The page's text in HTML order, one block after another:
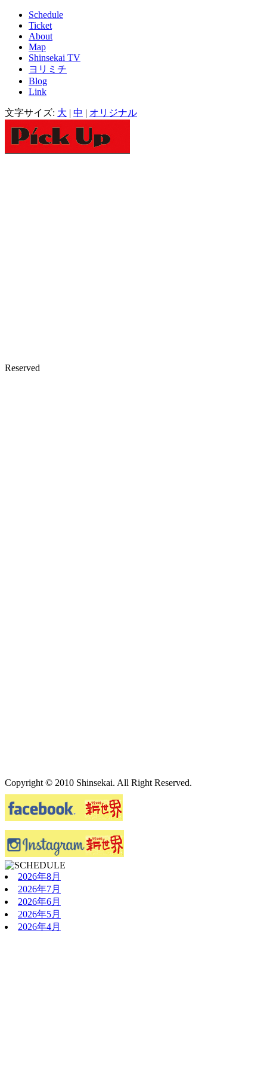
Schedule
Ticket
About
Map
Shinsekai TV
ヨリミチ
Blog
Link
文字サイズ: 大 | 中 | オリジナル
Reserved
Copyright © 2010 Shinsekai. All Right Reserved.
2026年8月
2026年7月
2026年6月
2026年5月
2026年4月